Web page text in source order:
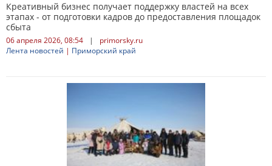
Креативный бизнес получает поддержку властей на всех
этапах - от подготовки кадров до предоставления площадок
сбыта
06 апреля 2026, 08:54 |
primorsky.ru
Лента новостей | Приморский край